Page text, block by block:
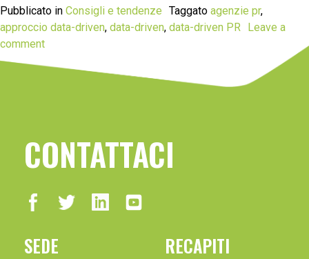
Pubblicato in Consigli e tendenze Taggato agenzie pr,
approccio data-driven, data-driven, data-driven PR
Leave a
comment
CONTATTACI
SEDE RECAPITI